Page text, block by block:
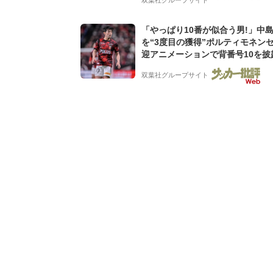
「やっぱり10番が似合う男!」中
を“3度目の獲得”ポルティモネン
迎アニメーションで背番号10を
去動画も公開「幸せだね〜」「爽
ケメン」
双葉社グループサイト